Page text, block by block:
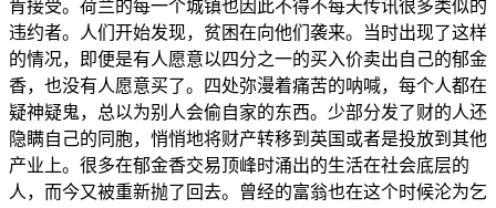
肯接受。荷兰的每一个城镇也因此不得不每天传讯很多类似的
违约者。人们开始发现，贫困在向他们袭来。当时出现了这样
的情况，即便是有人愿意以四分之一的买入价卖出自己的郁金
香，也没有人愿意买了。四处弥漫着痛苦的呐喊，每个人都在
疑神疑鬼，总以为别人会偷自家的东西。少部分发了财的人还
隐瞒自己的同胞，悄悄地将财产转移到英国或者是投放到其他
产业上。很多在郁金香交易顶峰时涌出的生活在社会底层的
人，而今又被重新抛了回去。曾经的富翁也在这个时候沦为乞